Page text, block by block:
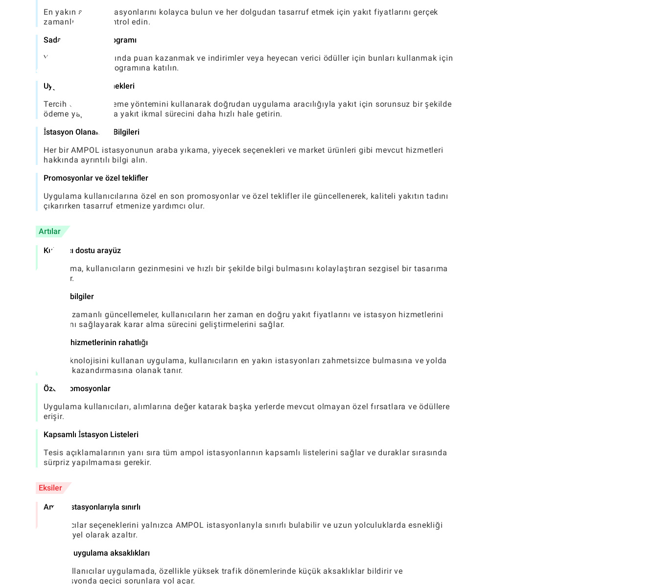
En yakın ampol istasyonlarını kolayca bulun ve her dolgudan tasarruf etmek için yakıt fiyatlarını gerçek
zamanlı olarak kontrol edin.
Sadakat Ödülleri Programı
Yakıt alımları hakkında puan kazanmak ve indirimler veya heyecan verici ödüller için bunları kullanmak için
AMPOL Ödülleri Programına katılın.
Uygun ödeme seçenekleri
Tercih ettiğiniz ödeme yöntemini kullanarak doğrudan uygulama aracılığıyla yakıt için sorunsuz bir şekilde
ödeme yapın, bu da yakıt ikmal sürecini daha hızlı hale getirin.
İstasyon Olanakları Bilgileri
Her bir AMPOL istasyonunun araba yıkama, yiyecek seçenekleri ve market ürünleri gibi mevcut hizmetleri
hakkında ayrıntılı bilgi alın.
Promosyonlar ve özel teklifler
Uygulama kullanıcılarına özel en son promosyonlar ve özel teklifler ile güncellenerek, kaliteli yakıtın tadını
çıkarırken tasarruf etmenize yardımcı olur.
Artılar
Kullanıcı dostu arayüz
Uygulama, kullanıcıların gezinmesini ve hızlı bir şekilde bilgi bulmasını kolaylaştıran sezgisel bir tasarıma
sahiptir.
Güncel bilgiler
Gerçek zamanlı güncellemeler, kullanıcıların her zaman en doğru yakıt fiyatlarını ve istasyon hizmetlerini
almasını sağlayarak karar alma sürecini geliştirmelerini sağlar.
Konum hizmetlerinin rahatlığı
GPS teknolojisini kullanan uygulama, kullanıcıların en yakın istasyonları zahmetsizce bulmasına ve yolda
zaman kazandırmasına olanak tanır.
Özel Promosyonlar
Uygulama kullanıcıları, alımlarına değer katarak başka yerlerde mevcut olmayan özel fırsatlara ve ödüllere
erişir.
Kapsamlı İstasyon Listeleri
Tesis açıklamalarının yanı sıra tüm ampol istasyonlarının kapsamlı listelerini sağlar ve duraklar sırasında
sürpriz yapılmaması gerekir.
Eksiler
Ampol istasyonlarıyla sınırlı
Kullanıcılar seçeneklerini yalnızca AMPOL istasyonlarıyla sınırlı bulabilir ve uzun yolculuklarda esnekliği
potansiyel olarak azaltır.
Ara sıra uygulama aksaklıkları
Bazı kullanıcılar uygulamada, özellikle yüksek trafik dönemlerinde küçük aksaklıklar bildirir ve
navigasyonda geçici sorunlara yol açar.